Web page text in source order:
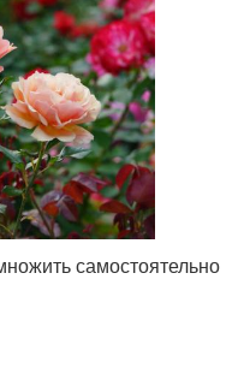
самостоятельно